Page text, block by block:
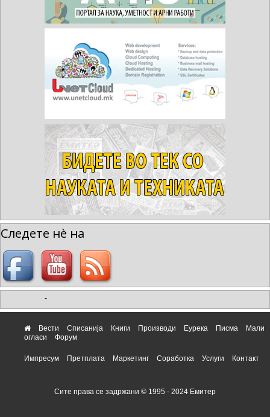
Следете нè на
-
Вести Списанија Книги Производи Еурека Писма
Мали
огласи
Форум
Импресум Претплата Маркетинг Соработка Услуги Контакт
Сите права се задржани © 1995 - 2024 Емитер